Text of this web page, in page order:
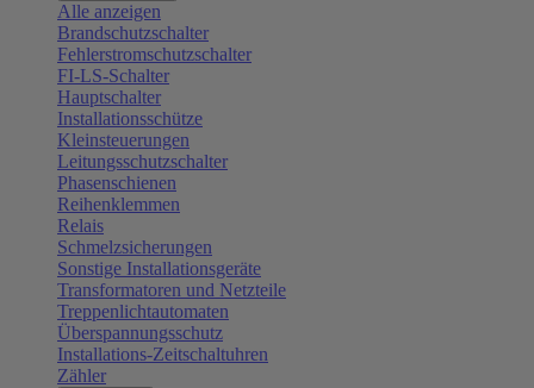
Alle anzeigen
Brandschutzschalter
Fehlerstromschutzschalter
FI-LS-Schalter
Hauptschalter
Installationsschütze
Kleinsteuerungen
Leitungsschutzschalter
Phasenschienen
Reihenklemmen
Relais
Schmelzsicherungen
Sonstige Installationsgeräte
Transformatoren und Netzteile
Treppenlichtautomaten
Überspannungsschutz
Installations-Zeitschaltuhren
Zähler